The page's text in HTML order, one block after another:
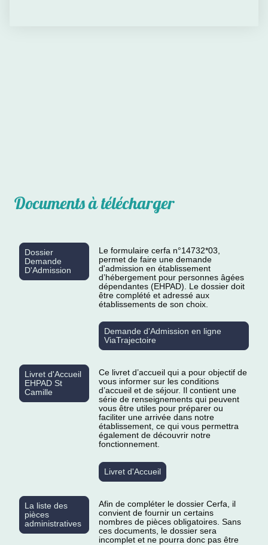
Documents à télécharger
Dossier
Demande
D'Admission
Le formulaire cerfa n°14732*03,
permet de faire une demande
d'admission en établissement
d’hébergement pour personnes âgées
dépendantes (EHPAD). Le dossier doit
être complété et adressé aux
établissements de son choix.
Demande d'Admission en ligne
ViaTrajectoire
Livret d'Accueil
EHPAD St
Camille
Ce livret d’accueil qui a pour objectif de
vous informer sur les conditions
d’accueil et de séjour. Il contient une
série de renseignements qui peuvent
vous être utiles pour préparer ou
faciliter une arrivée dans notre
établissement, ce qui vous permettra
également de découvrir notre
fonctionnement.
Livret d'Accueil
La liste des
pièces
administratives
Afin de compléter le dossier Cerfa, il
convient de fournir un certains
nombres de pièces obligatoires. Sans
ces documents, le dossier sera
incomplet et ne pourra donc pas être